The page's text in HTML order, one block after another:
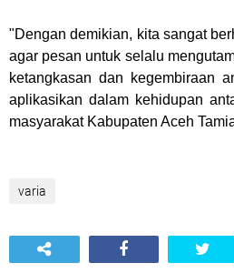
"Dengan demikian, kita sangat
agar pesan untuk selalu
ketangkasan dan kegembiraan
aplikasikan dalam kehidupan
masyarakat Kabupaten Aceh
varia